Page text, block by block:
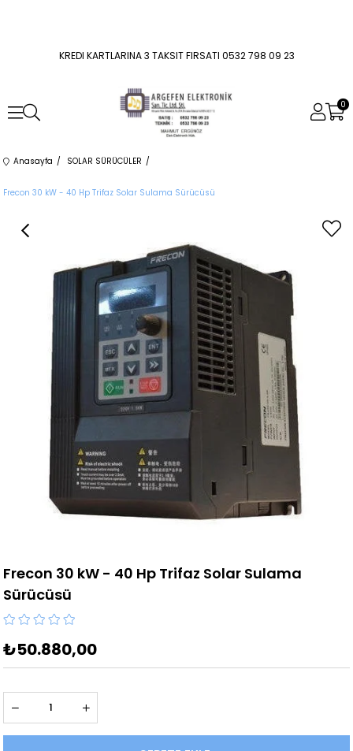
KREDI KARTLARINA 3 TAKSIT FIRSATI 0532 798 09 23
0
Anasayfa SOLAR SÜRÜCÜLER
Frecon 30 kW - 40 Hp Trifaz Solar Sulama Sürücüsü
Frecon 30 kW - 40 Hp Trifaz Solar Sulama
Sürücüsü
₺50.880,00